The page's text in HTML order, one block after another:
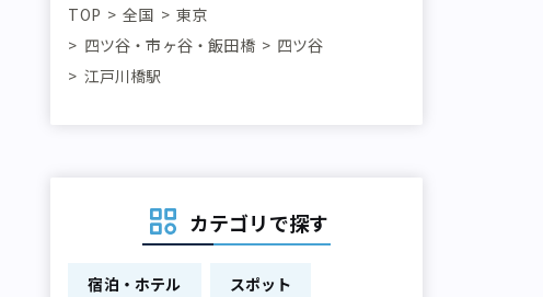
TOP 全国
東京
四ツ谷・市ヶ谷・飯田橋
四ツ谷
江戸川橋駅
カテゴリで探す
宿泊・ホテル スポット